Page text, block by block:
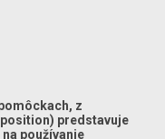
z
predstavuje
používanie